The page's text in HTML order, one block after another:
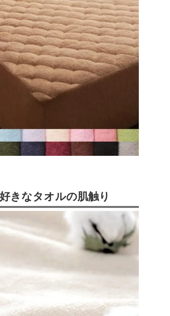
きなタオルの肌触り